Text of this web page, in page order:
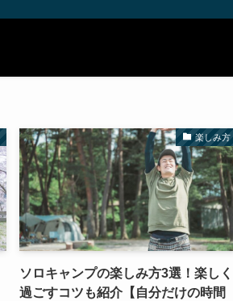
楽しみ方
ソロキャンプの楽しみ方3選！楽しく
過ごすコツも紹介【自分だけの時間